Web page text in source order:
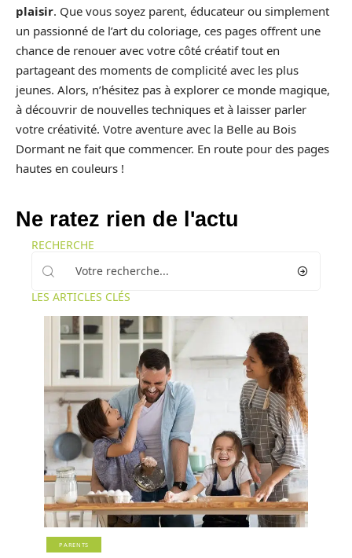
plaisir. Que vous soyez parent, éducateur ou simplement
un passionné de l’art du coloriage, ces pages offrent une
chance de renouer avec votre côté créatif tout en
partageant des moments de complicité avec les plus
jeunes. Alors, n’hésitez pas à explorer ce monde magique,
à découvrir de nouvelles techniques et à laisser parler
votre créativité. Votre aventure avec la Belle au Bois
Dormant ne fait que commencer. En route pour des pages
hautes en couleurs !
Ne ratez rien de l'actu
RECHERCHE
LES ARTICLES CLÉS
PARENTS